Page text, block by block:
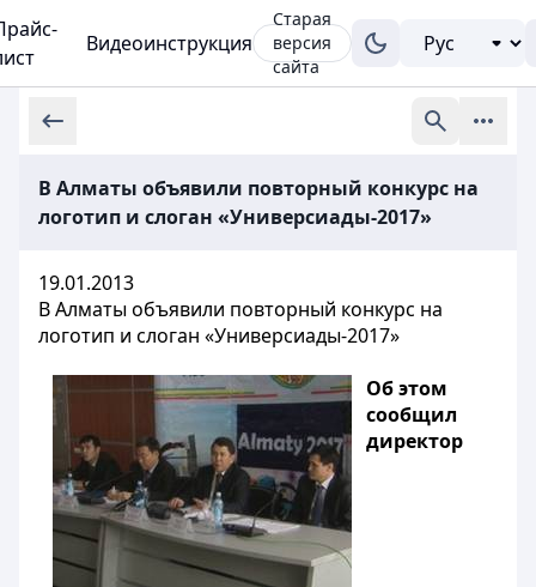
Видеоинструкция
Старая
версия
сайта
В Алматы объявили повторный конкурс на
логотип и слоган «Универсиады-2017»
19.01.2013
В Алматы объявили повторный конкурс на
логотип и слоган «Универсиады-2017»
Об этом
сообщил
директор